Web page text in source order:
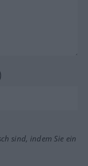
sind, indem Sie ein